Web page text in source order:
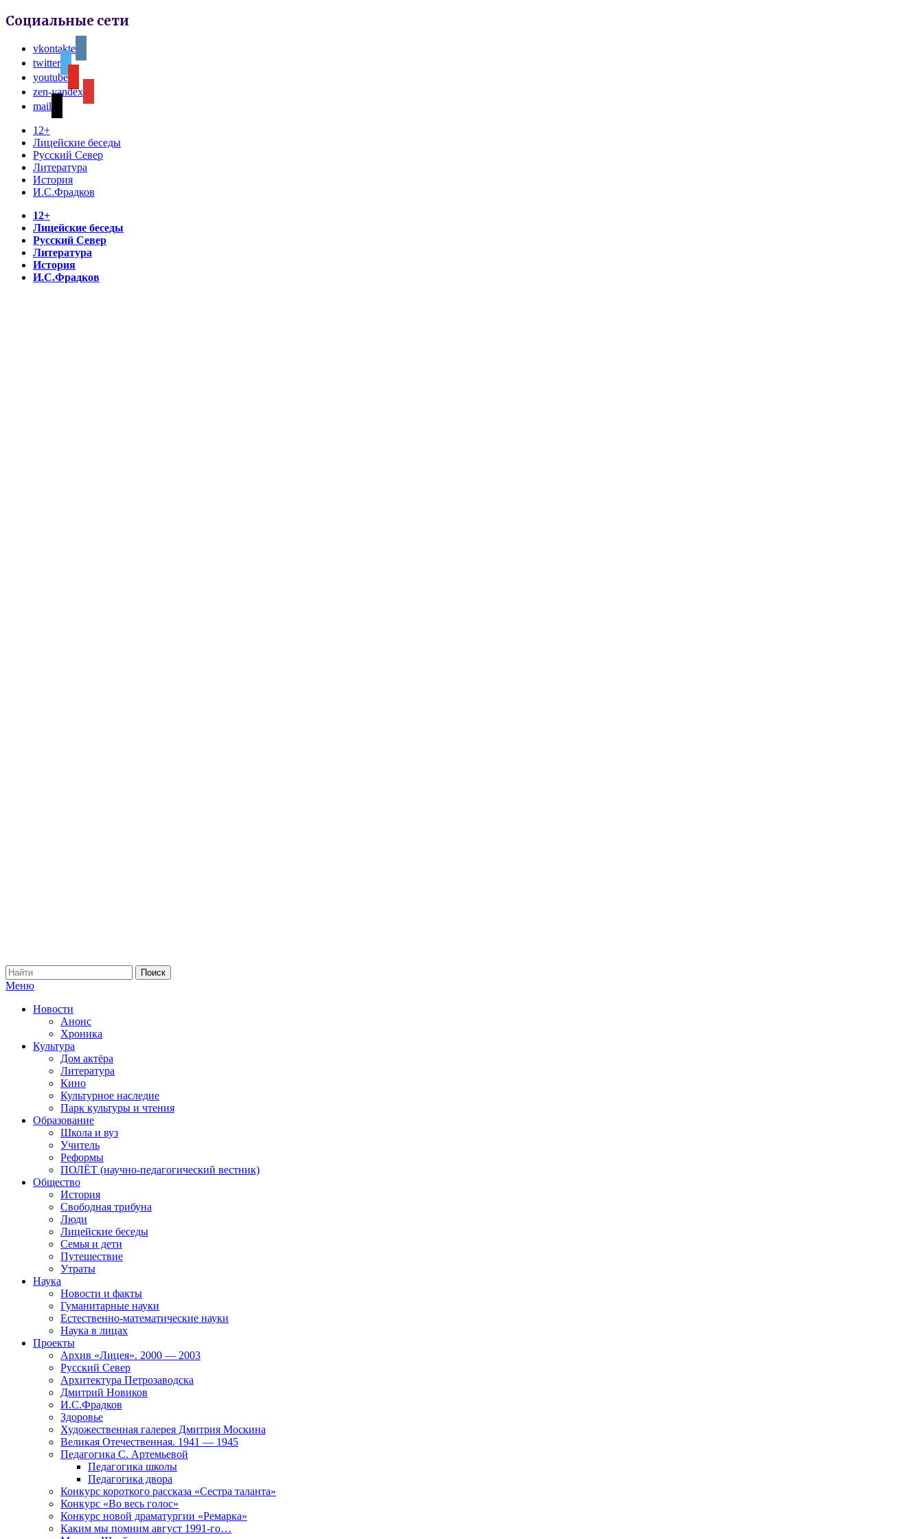
Социальные сети
vkontakte
twitter
youtube
zen-yandex
mail
12+
Лицейские беседы
Русский Север
Литература
История
И.С.Фрадков
12+
Лицейские беседы
Русский Север
Литература
История
И.С.Фрадков
Меню
Новости
Анонс
Хроника
Культура
Дом актёра
Литература
Кино
Культурное наследие
Парк культуры и чтения
Образование
Школа и вуз
Учитель
Реформы
ПОЛЁТ (научно-педагогический вестник)
Общество
История
Свободная трибуна
Люди
Лицейские беседы
Семья и дети
Путешествие
Утраты
Наука
Новости и факты
Гуманитарные науки
Естественно-математические науки
Наука в лицах
Проекты
Архив «Лицея». 2000 — 2003
Русский Север
Архитектура Петрозаводска
Дмитрий Новиков
И.С.Фрадков
Здоровье
Художественная галерея Дмитрия Москина
Великая Отечественная. 1941 — 1945
Педагогика С. Артемьевой
Педагогика школы
Педагогика двора
Конкурс короткого рассказа «Сестра таланта»
Конкурс «Во весь голос»
Конкурс новой драматургии «Ремарка»
Каким мы помним август 1991-го…